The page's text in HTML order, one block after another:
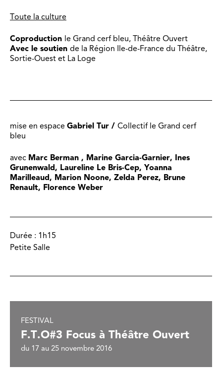
Toute la culture
Coproduction le Grand cerf bleu, Théâtre Ouvert
Avec le soutien de la Région Ile-de-France du Théâtre,
Sortie-Ouest et La Loge
mise en espace Gabriel Tur / Collectif le Grand cerf
bleu
avec Marc Berman , Marine Garcia-Garnier, Ines
Grunenwald, Laureline Le Bris-Cep, Yoanna
Marilleaud, Marion Noone, Zelda Perez, Brune
Renault, Florence Weber
Durée : 1h15
Petite Salle
FESTIVAL
F.T.O#3 Focus à Théâtre Ouvert
du 17 au 25 novembre 2016